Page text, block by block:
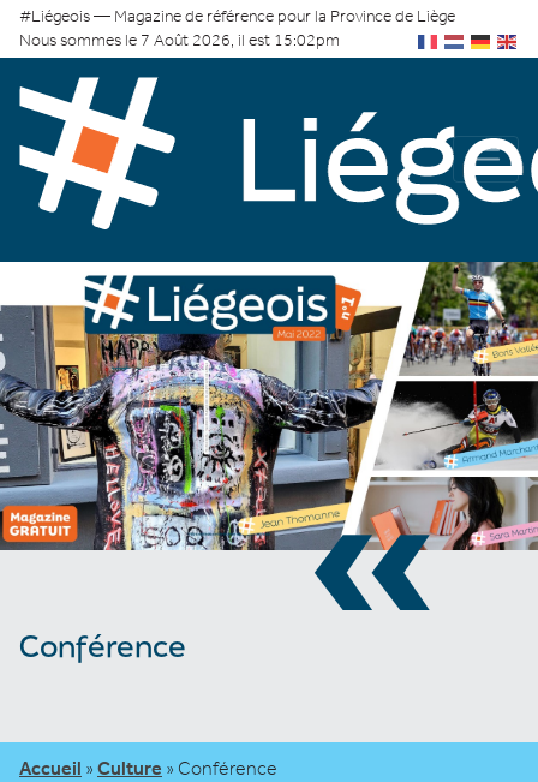
#Liégeois — Magazine de référence pour la Province de Liège
Nous sommes le 7 Août 2026, il est 15:02pm
«
Conférence
Accueil » Culture » Conférence